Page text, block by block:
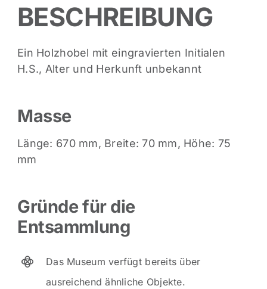
BESCHREIBUNG
Ein Holzhobel mit eingravierten Initialen
H.S., Alter und Herkunft unbekannt
Masse
Länge: 670 mm, Breite: 70 mm, Höhe: 75
mm
Gründe für die
Entsammlung
Das Museum verfügt bereits über
ausreichend ähnliche Objekte.